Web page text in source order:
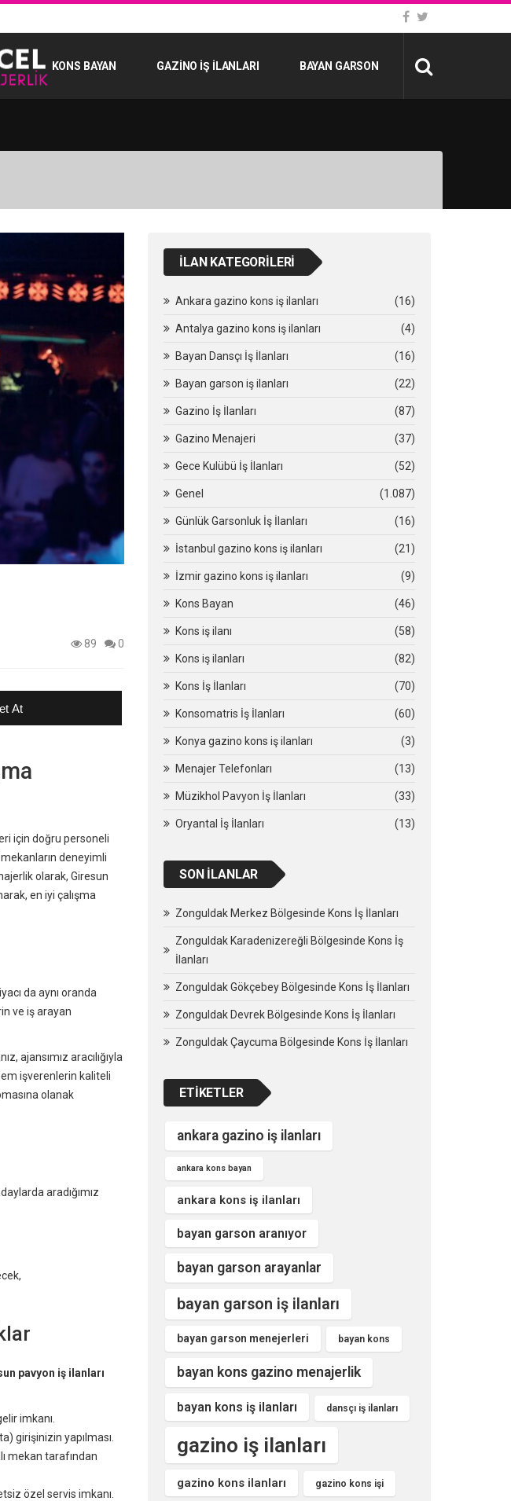
KONS BAYAN GAZINO İŞ İLANLARI BAYAN GARSON
89 0
At
için doğru personeli
deneyimli
olarak, Giresun
en iyi çalışma
da aynı oranda
ve iş arayan
ajansımız aracılığıyla
işverenlerin kaliteli
olanak
aradığımız
pavyon iş ilanları
imkanı.
girişinizin yapılması.
mekan tarafından
özel servis imkanı.
İLAN KATEGORILERI
Ankara gazino kons iş ilanları (16)
Antalya gazino kons iş ilanları (4)
Bayan Dansçı İş İlanları (16)
Bayan garson iş ilanları (22)
Gazino İş İlanları (87)
Gazino Menajeri (37)
Gece Kulübü İş İlanları (52)
Genel (1.087)
Günlük Garsonluk İş İlanları (16)
İstanbul gazino kons iş ilanları (21)
İzmir gazino kons iş ilanları (9)
Kons Bayan (46)
Kons iş ilanı (58)
Kons iş ilanları (82)
Kons İş İlanları (70)
Konsomatris İş İlanları (60)
Konya gazino kons iş ilanları (3)
Menajer Telefonları (13)
Müzikhol Pavyon İş İlanları (33)
Oryantal İş İlanları (13)
SON İLANLAR
Zonguldak Merkez Bölgesinde Kons İş İlanları
Zonguldak Karadenizereğli Bölgesinde Kons İş
İlanları
Zonguldak Gökçebey Bölgesinde Kons İş İlanları
Zonguldak Devrek Bölgesinde Kons İş İlanları
Zonguldak Çaycuma Bölgesinde Kons İş İlanları
ETIKETLER
ankara gazino iş ilanları
ankara kons bayan
ankara kons iş ilanları
bayan garson aranıyor
bayan garson arayanlar
bayan garson iş ilanları
bayan garson menejerleri bayan kons
bayan kons gazino menajerlik
bayan kons iş ilanları dansçı iş ilanları
gazino iş ilanları
gazino kons ilanları gazino kons işi